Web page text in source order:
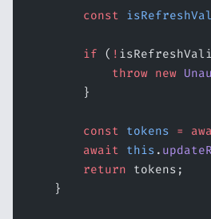
        const
        if
( !
            throw
new
        }
        const
tokens =
        await
this .
        return
tokens;
    }